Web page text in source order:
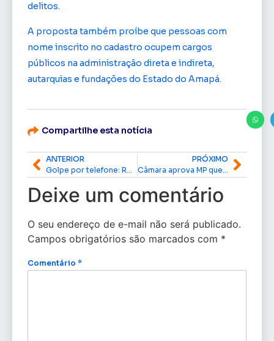
delitos.
A proposta também proíbe que pessoas com
nome inscrito no cadastro ocupem cargos
públicos na administração direta e indireta,
autarquias e fundações do Estado do Amapá.
Compartilhe esta notícia
ANTERIOR
Golpe por telefone: Receita Federal alerta para criminosos que agem como falsos servidores no Amapá
PRÓXIMO
Câmara aprova MP que isenta taxistas da taxa de verificação de taxímetros
Deixe um comentário
O seu endereço de e-mail não será publicado.
Campos obrigatórios são marcados com *
Comentário *